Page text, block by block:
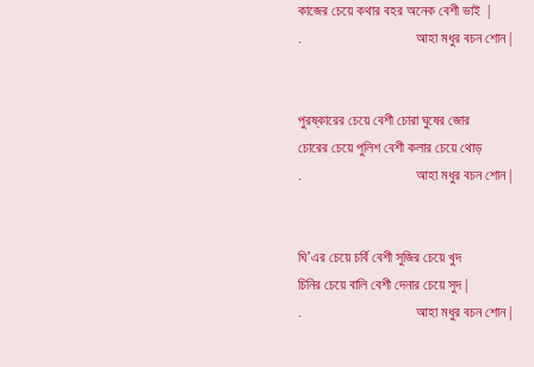
কাজের চেয়ে কথার বহর অনেক বেশী ভাই |
. আহা মধুর বচন শোন |
পুরষ্কারের চেয়ে বেশী চোরা ঘুষের জোর
চোরের চেয়ে পুলিশ বেশী কলার চেয়ে থোড়
. আহা মধুর বচন শোন |
ঘি’এর চেয়ে চর্বি বেশী সুজির চেয়ে খুদ
চিনির চেয়ে বালি বেশী দেনার চেয়ে সুদ |
. আহা মধুর বচন শোন |